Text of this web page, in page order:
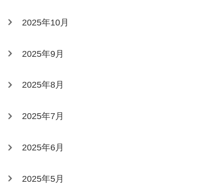
2025年10月
2025年9月
2025年8月
2025年7月
2025年6月
2025年5月